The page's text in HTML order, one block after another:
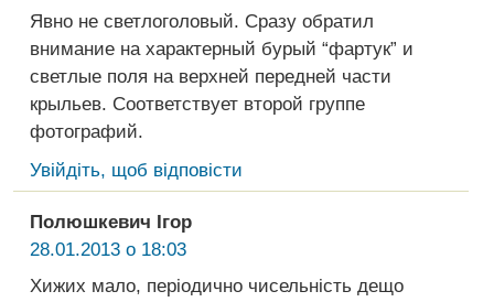
Явно не светлоголовый. Сразу обратил
внимание на характерный бурый “фартук” и
светлые поля на верхней передней части
крыльев. Соответствует второй группе
фотографий.
Увійдіть, щоб відповісти
Полюшкевич Ігор
28.01.2013 о 18:03
Хижих мало, періодично чисельність дещо